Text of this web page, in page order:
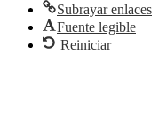
Subrayar enlaces
Fuente legible
Reiniciar